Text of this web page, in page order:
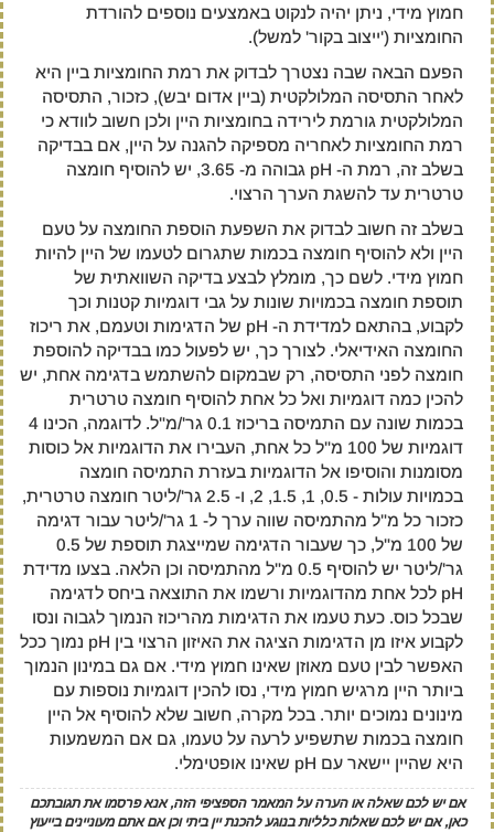
חמוץ מידי, ניתן יהיה לנקוט באמצעים נוספים להורדת
החומציות ('ייצוב בקור' למשל).
הפעם הבאה שבה נצטרך לבדוק את רמת החומציות ביין היא
לאחר התסיסה המלולקטית (ביין אדום יבש), כזכור, התסיסה
המלולקטית גורמת לירידה בחומציות היין ולכן חשוב לוודא כי
רמת החומציות לאחריה מספיקה להגנה על היין, אם בבדיקה
בשלב זה, רמת ה- pH גבוהה מ- 3.65, יש להוסיף חומצה
טרטרית עד להשגת הערך הרצוי.
בשלב זה חשוב לבדוק את השפעת הוספת החומצה על טעם
היין ולא להוסיף חומצה בכמות שתגרום לטעמו של היין להיות
חמוץ מידי. לשם כך, מומלץ לבצע בדיקה השוואתית של
תוספת חומצה בכמויות שונות על גבי דוגמיות קטנות וכך
לקבוע, בהתאם למדידת ה- pH של הדגימות וטעמם, את ריכוז
החומצה האידיאלי. לצורך כך, יש לפעול כמו בבדיקה להוספת
חומצה לפני התסיסה, רק שבמקום להשתמש בדגימה אחת, יש
להכין כמה דוגמיות ואל כל אחת להוסיף חומצה טרטרית
בכמות שונה עם התמיסה בריכוז 0.1 גר'/מ"ל. לדוגמה, הכינו 4
דוגמיות של 100 מ"ל כל אחת, העבירו את הדוגמיות אל כוסות
מסומנות והוסיפו אל הדוגמיות בעזרת התמיסה חומצה
בכמויות עולות - 0.5, 1, 1.5, 2, ו- 2.5 גר'/ליטר חומצה טרטרית,
כזכור כל מ"ל מהתמיסה שווה ערך ל- 1 גר'/ליטר עבור דגימה
של 100 מ"ל, כך שעבור הדגימה שמייצגת תוספת של 0.5
גר'/ליטר יש להוסיף 0.5 מ"ל מהתמיסה וכן הלאה. בצעו מדידת
pH לכל אחת מהדוגמיות ורשמו את התוצאה ביחס לדגימה
שבכל כוס. כעת טעמו את הדגימות מהריכוז הנמוך לגבוה ונסו
לקבוע איזו מן הדגימות הציגה את האיזון הרצוי בין pH נמוך ככל
האפשר לבין טעם מאוזן שאינו חמוץ מידי. אם גם במינון הנמוך
ביותר היין מרגיש חמוץ מידי, נסו להכין דוגמיות נוספות עם
מינונים נמוכים יותר. בכל מקרה, חשוב שלא להוסיף אל היין
חומצה בכמות שתשפיע לרעה על טעמו, גם אם המשמעות
היא שהיין יישאר עם pH שאינו אופטימלי.
אם יש לכם שאלה או הערה על המאמר הספציפי הזה, אנא פרסמו את תגובתכם
כאן, אם יש לכם שאלות כלליות בנוגע להכנת יין ביתי וכן אם אתם מעוניינים בייעוץ